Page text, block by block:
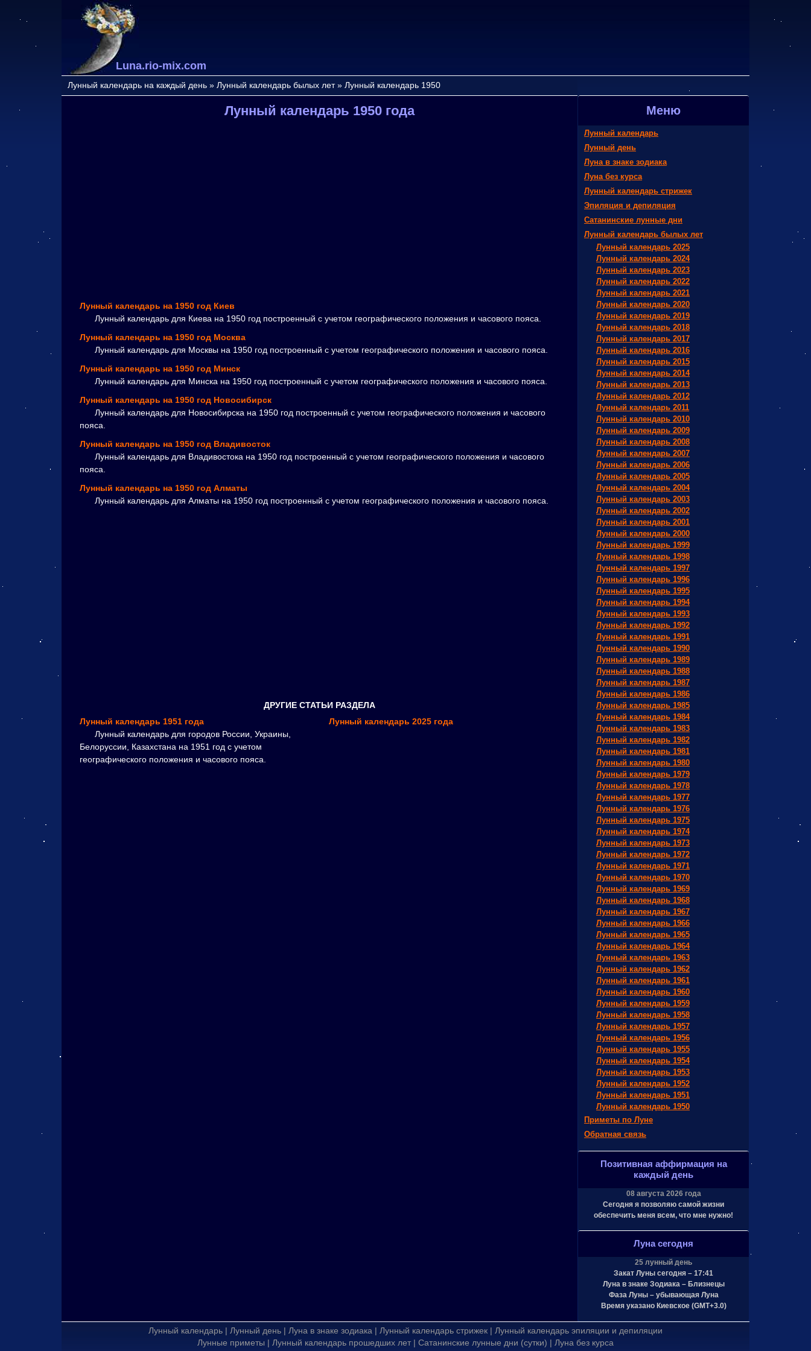
Luna.rio-mix.com
Лунный календарь на каждый день » Лунный календарь былых лет» Лунный календарь 1950
Лунный календарь 1950 года
Лунный календарь на 1950 год Киев
Лунный календарь для Киева на 1950 год построенный с учетом географического положения и часового пояса.
Лунный календарь на 1950 год Москва
Лунный календарь для Москвы на 1950 год построенный с учетом географического положения и часового пояса.
Лунный календарь на 1950 год Минск
Лунный календарь для Минска на 1950 год построенный с учетом географического положения и часового пояса.
Лунный календарь на 1950 год Новосибирск
Лунный календарь для Новосибирска на 1950 год построенный с учетом географического положения и часового
пояса.
Лунный календарь на 1950 год Владивосток
Лунный календарь для Владивостока на 1950 год построенный с учетом географического положения и часового
пояса.
Лунный календарь на 1950 год Алматы
Лунный календарь для Алматы на 1950 год построенный с учетом географического положения и часового пояса.
ДРУГИЕ СТАТЬИ РАЗДЕЛА
Лунный календарь 1951 года
Лунный календарь для городов России, Украины,
Белоруссии, Казахстана на 1951 год с учетом
географического положения и часового пояса.
Лунный календарь 2025 года
Меню
Лунный календарь
Лунный день
Луна в знаке зодиака
Луна без курса
Лунный календарь стрижек
Эпиляция и депиляция
Сатанинские лунные дни
Лунный календарь былых лет
Лунный календарь 2025
Лунный календарь 2024
Лунный календарь 2023
Лунный календарь 2022
Лунный календарь 2021
Лунный календарь 2020
Лунный календарь 2019
Лунный календарь 2018
Лунный календарь 2017
Лунный календарь 2016
Лунный календарь 2015
Лунный календарь 2014
Лунный календарь 2013
Лунный календарь 2012
Лунный календарь 2011
Лунный календарь 2010
Лунный календарь 2009
Лунный календарь 2008
Лунный календарь 2007
Лунный календарь 2006
Лунный календарь 2005
Лунный календарь 2004
Лунный календарь 2003
Лунный календарь 2002
Лунный календарь 2001
Лунный календарь 2000
Лунный календарь 1999
Лунный календарь 1998
Лунный календарь 1997
Лунный календарь 1996
Лунный календарь 1995
Лунный календарь 1994
Лунный календарь 1993
Лунный календарь 1992
Лунный календарь 1991
Лунный календарь 1990
Лунный календарь 1989
Лунный календарь 1988
Лунный календарь 1987
Лунный календарь 1986
Лунный календарь 1985
Лунный календарь 1984
Лунный календарь 1983
Лунный календарь 1982
Лунный календарь 1981
Лунный календарь 1980
Лунный календарь 1979
Лунный календарь 1978
Лунный календарь 1977
Лунный календарь 1976
Лунный календарь 1975
Лунный календарь 1974
Лунный календарь 1973
Лунный календарь 1972
Лунный календарь 1971
Лунный календарь 1970
Лунный календарь 1969
Лунный календарь 1968
Лунный календарь 1967
Лунный календарь 1966
Лунный календарь 1965
Лунный календарь 1964
Лунный календарь 1963
Лунный календарь 1962
Лунный календарь 1961
Лунный календарь 1960
Лунный календарь 1959
Лунный календарь 1958
Лунный календарь 1957
Лунный календарь 1956
Лунный календарь 1955
Лунный календарь 1954
Лунный календарь 1953
Лунный календарь 1952
Лунный календарь 1951
Лунный календарь 1950
Приметы по Луне
Обратная связь
Позитивная аффирмация на
каждый день
08 августа 2026 года
Сегодня я позволяю самой жизни
обеспечить меня всем, что мне нужно!
Луна сегодня
25 лунный день
Закат Луны сегодня – 17:41
Луна в знаке Зодиака – Близнецы
Фаза Луны – убывающая Луна
Время указано Киевское (GMT+3.0)
Лунный календарь Лунный день Луна в знаке зодиака Лунный календарь стрижек
Лунный календарь эпиляции и депиляции
Лунные приметы
Лунный календарь прошедших лет Сатанинские лунные дни (сутки)
Луна без курса